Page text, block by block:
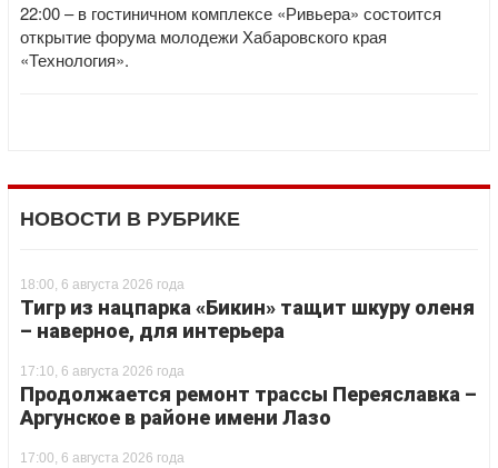
22:00 – в гостиничном комплексе «Ривьера» состоится
открытие форума молодежи Хабаровского края
«Технология».
НОВОСТИ В РУБРИКЕ
18:00, 6 августа 2026 года
Тигр из нацпарка «Бикин» тащит шкуру оленя
– наверное, для интерьера
17:10, 6 августа 2026 года
Продолжается ремонт трассы Переяславка –
Аргунское в районе имени Лазо
17:00, 6 августа 2026 года